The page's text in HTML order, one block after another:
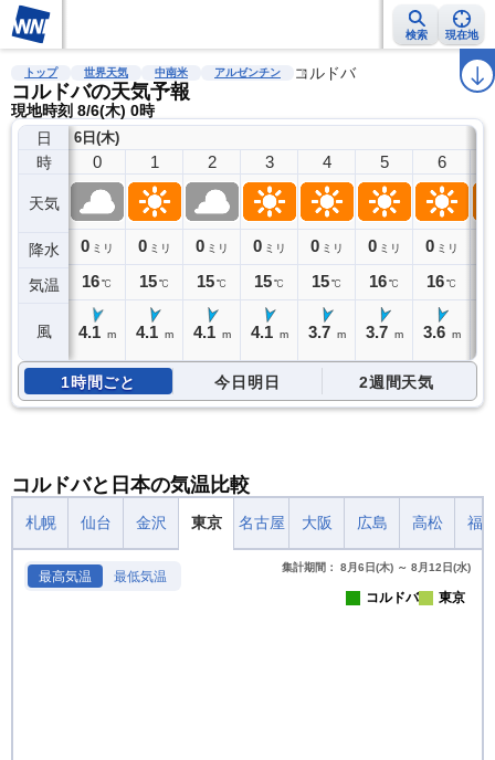
検索 現在地
雨雲レーダー 台風情報 地震情報 警報・注意報 ラ
トップ 世界天気 中南米 アルゼンチン コルドバ
コルドバの天気予報
現地時刻 8/6(木) 0時
日
時
天気
降水
気温
風
6日(木)
0
0 ミリ
16℃
4.1 m
1
0 ミリ
15℃
4.1 m
2
0 ミリ
15℃
4.1 m
3
0 ミリ
15℃
4.1 m
4
0 ミリ
15℃
3.7 m
5
0 ミリ
16℃
3.7 m
6
0 ミリ
16℃
3.6 m
1時間ごと 今日明日 2週間天気
コルドバと日本の気温比較
札幌 仙台 金沢 東京 名古屋 大阪 広島 高松 福
最高気温 最低気温
集計期間： 8月6日(木) ～ 8月12日(水)
コルドバ 東京